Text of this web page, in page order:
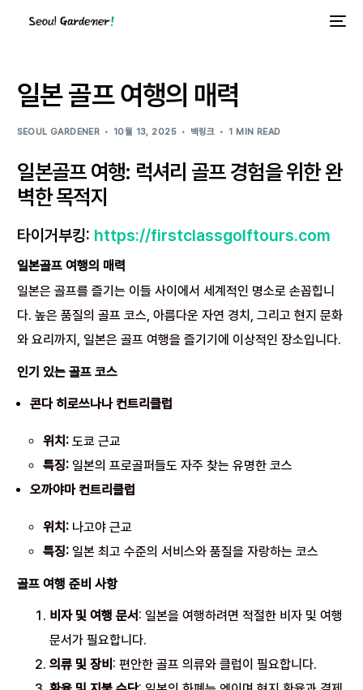
일본 골프 여행의 매력
SEOUL GARDENER 10월 13, 2025 백링크 1 MIN READ
일본골프 여행: 럭셔리 골프 경험을 위한 완
벽한 목적지
타이거부킹: https://firstclassgolftours.com
일본골프 여행의 매력
일본은 골프를 즐기는 이들 사이에서 세계적인 명소로 손꼽힙니
다. 높은 품질의 골프 코스, 아름다운 자연 경치, 그리고 현지 문화
와 요리까지, 일본은 골프 여행을 즐기기에 이상적인 장소입니다.
인기 있는 골프 코스
콘다 히로쓰나나 컨트리클럽
위치: 도쿄 근교
특징: 일본의 프로골퍼들도 자주 찾는 유명한 코스
오까야마 컨트리클럽
위치: 나고야 근교
특징: 일본 최고 수준의 서비스와 품질을 자랑하는 코스
골프 여행 준비 사항
비자 및 여행 문서 : 일본을 여행하려면 적절한 비자 및 여행
문서가 필요합니다.
의류 및 장비 : 편안한 골프 의류와 클럽이 필요합니다.